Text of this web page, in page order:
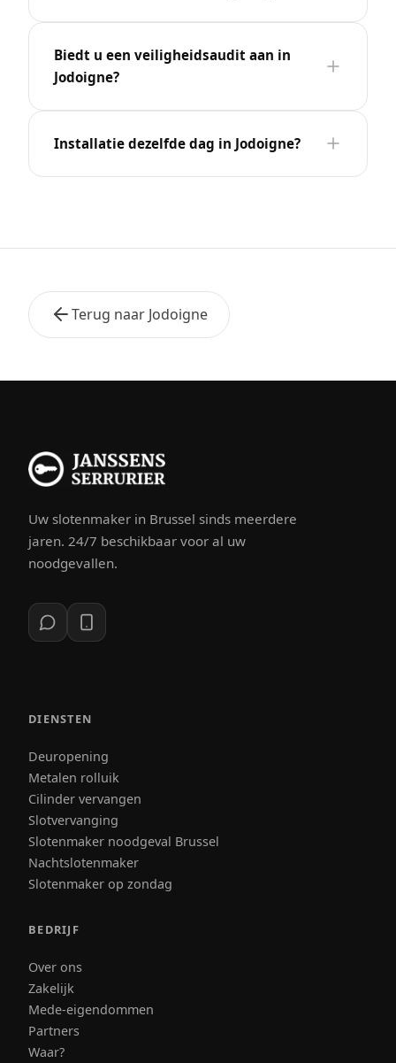
Biedt u een veiligheidsaudit aan in
Jodoigne?
Installatie dezelfde dag in Jodoigne?
Terug naar Jodoigne
Uw slotenmaker in Brussel sinds meerdere
jaren. 24/7 beschikbaar voor al uw
noodgevallen.
DIENSTEN
Deuropening
Metalen rolluik
Cilinder vervangen
Slotvervanging
Slotenmaker noodgeval Brussel
Nachtslotenmaker
Slotenmaker op zondag
BEDRIJF
Over ons
Zakelijk
Mede-eigendommen
Partners
Waar?